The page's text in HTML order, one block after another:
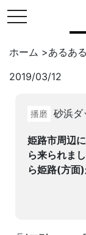
toggle
ホーム >あるあ
2019/03/12
播磨 砂浜ダ
姫路市周辺
ら来られま
ら姫路(方面)
Twitter
はてブ